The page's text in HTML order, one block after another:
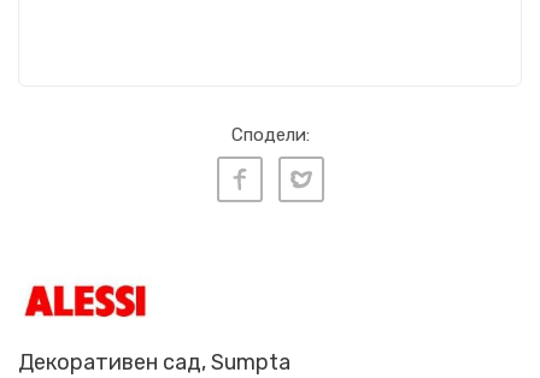
Сподели:
Декоративен сад, Sumpta